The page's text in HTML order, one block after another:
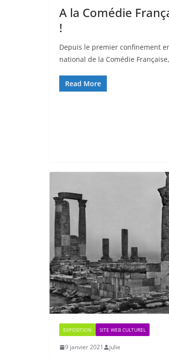
A la Comédie
!
Depuis le premier confinement
national de la Comédie
Read More
EXPOSITION SITE WEB CULTUREL
9 janvier 2021 julie